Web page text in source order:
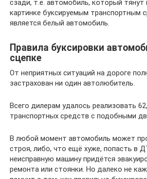
сзади, т.е. автомобиль, который тянут
картинке буксируемым транспортным
является белый автомобиль.
Правила буксировки
сцепке
От неприятных ситуаций на дороге
застрахован ни один автолюбитель.
Всего дилерам удалось реализовать
транспортных средств с подобными
В любой момент автомобиль может
строя, либо, что ещё хуже, попасть в
неисправную машину придётся
ремонта или стоянки. Но далеко не